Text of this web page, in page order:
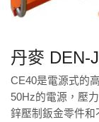
丹麥 DEN-
CE40是電源式的
50Hz的電源，壓
鋅壓制鈑金零件和